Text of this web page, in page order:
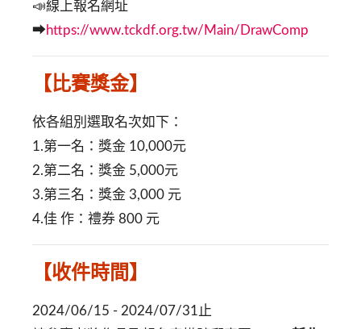
📣線上報名網址
➡https://www.tckdf.org.tw/Main/DrawComp
【比賽獎金】
依各組別選取名次如下：
1.第一名：獎金 10,000元
2.第二名：獎金 5,000元
3.第三名：獎金 3,000 元
4.佳 作：禮券 800 元
【收件時間】
2024/06/15 - 2024/07/31止